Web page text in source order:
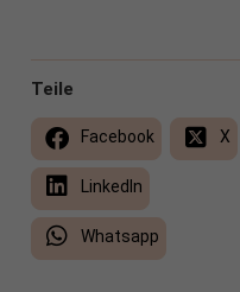
Teile
Facebook X
LinkedIn
Whatsapp